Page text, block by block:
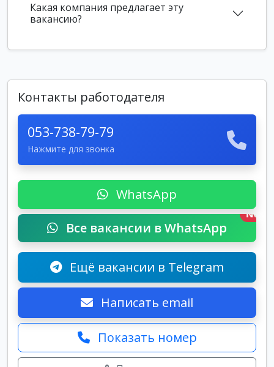
Какая компания предлагает эту
вакансию?
Контакты работодателя
053-738-79-79
Нажмите для звонка
WhatsApp
Все вакансии в WhatsApp
New
Ещё вакансии в Telegram
Написать email
Показать номер